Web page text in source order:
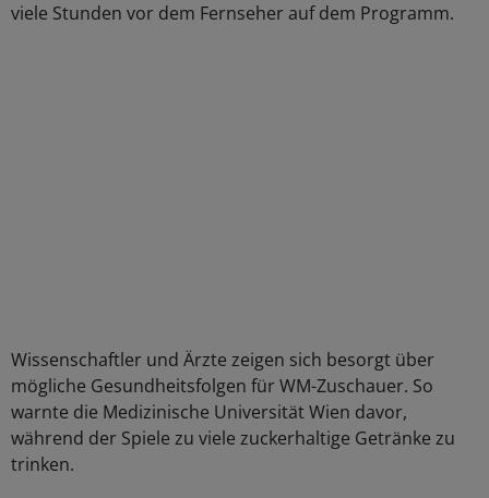
viele Stunden vor dem Fernseher auf dem Programm.
Wissenschaftler und Ärzte zeigen sich besorgt über
mögliche Gesundheitsfolgen für WM-Zuschauer. So
warnte die Medizinische Universität Wien davor,
während der Spiele zu viele zuckerhaltige Getränke zu
trinken.